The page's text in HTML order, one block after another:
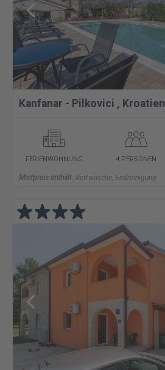
Kanfanar - Pilkovici , Kroatien
FERIENWOHNUNG 4 PERSONEN
Mietpreis enthält: Bettwäsche, Endreinigung